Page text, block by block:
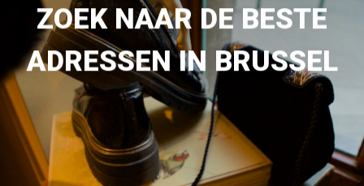
ZOEK NAAR DE BESTE
ADRESSEN IN BRUSSEL